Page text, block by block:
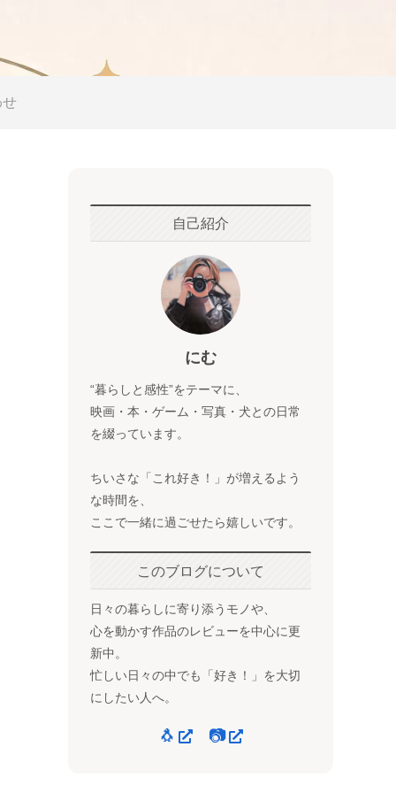
自己紹介
にむ
“暮らしと感性”をテーマに、
映画・本・ゲーム・写真・犬との日常
を綴っています。
ちいさな「これ好き！」が増えるよう
な時間を、
ここで一緒に過ごせたら嬉しいです。
このブログについて
日々の暮らしに寄り添うモノや、
心を動かす作品のレビューを中心に更
新中。
忙しい日々の中でも「好き！」を大切
にしたい人へ。
🐧 📷